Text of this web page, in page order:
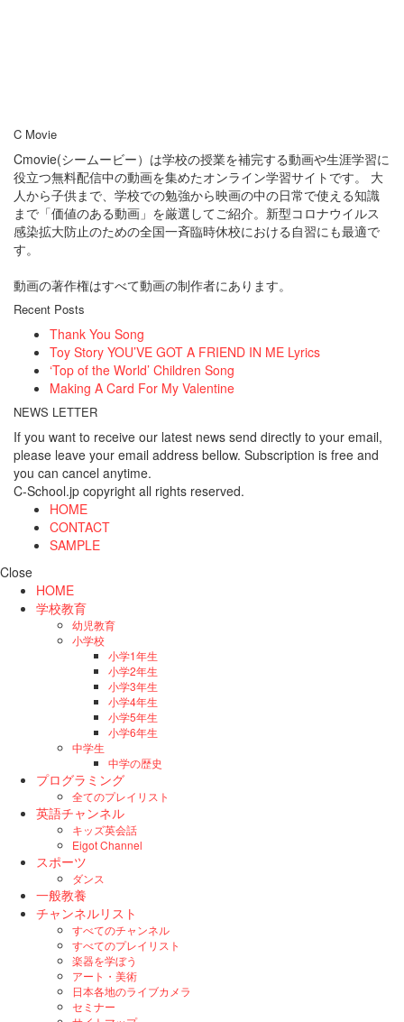
C Movie
Cmovie(シームービー）は学校の授業を補完する動画や生涯学習に
役立つ無料配信中の動画を集めたオンライン学習サイトです。 大
人から子供まで、学校での勉強から映画の中の日常で使える知識
まで「価値のある動画」を厳選してご紹介。新型コロナウイルス
感染拡大防止のための全国一斉臨時休校における自習にも最適で
す。
動画の著作権はすべて動画の制作者にあります。
Recent Posts
Thank You Song
Toy Story YOU’VE GOT A FRIEND IN ME Lyrics
‘Top of the World’ Children Song
Making A Card For My Valentine
NEWS LETTER
If you want to receive our latest news send directly to your email,
please leave your email address bellow. Subscription is free and
you can cancel anytime.
C-School.jp copyright all rights reserved.
HOME
CONTACT
SAMPLE
Close
HOME
学校教育
幼児教育
小学校
小学1年生
小学2年生
小学3年生
小学4年生
小学5年生
小学6年生
中学生
中学の歴史
プログラミング
全てのプレイリスト
英語チャンネル
キッズ英会話
Eigot Channel
スポーツ
ダンス
一般教養
チャンネルリスト
すべてのチャンネル
すべてのプレイリスト
楽器を学ぼう
アート・美術
日本各地のライブカメラ
セミナー